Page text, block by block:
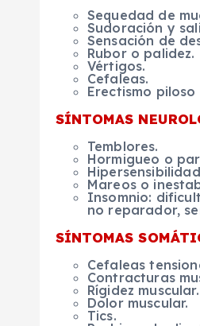
Sequedad de
Sudoración y
Sensación de
Rubor o palidez.
Vértigos.
Cefaleas.
Erectismo
SÍNTOMAS
Temblores.
Hormigueo o
Mareos o
Insomnio:
no reparador,
SÍNTOMAS
Cefaleas
Contracturas
Rígidez muscular.
Dolor muscular.
Tics.